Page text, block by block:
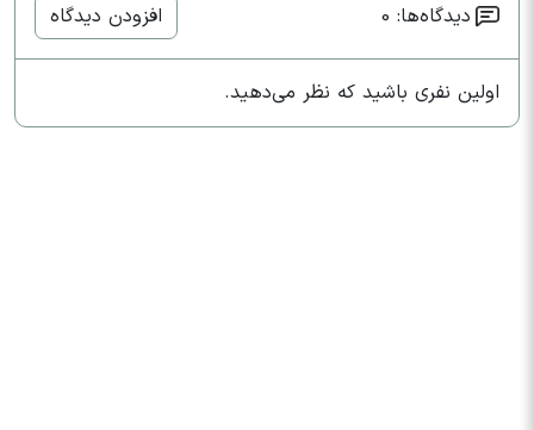
دیدگاه‌ها: 0 افزودن دیدگاه
اولین نفری باشید که نظر می‌دهید.